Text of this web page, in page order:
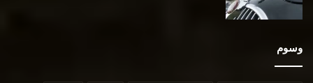
وسوم